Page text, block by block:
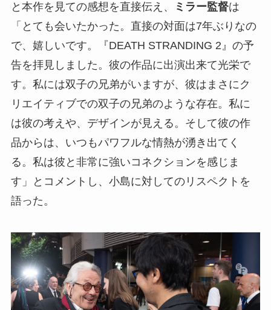
と本作を見ての感想を直接伝え、
ミラー監督は
「とても会いたかった。直接の対面は7年ぶりなの
で、嬉しいです。『DEATH STRANDING 2』の予
告を拝見しました。彼の作品に出演出来て光栄で
す。私には双子の兄弟がいますが、彼はまさにク
リエイティブでの双子の兄弟のような存在。私に
は彼の考えや、デザインが見える。そして彼の作
品からは、いつもパワフルな情熱が湧き出てく
る。私は彼と非常に強いコネクションを感じま
す」とコメントし、小島に対してのリスペクトを
語った。